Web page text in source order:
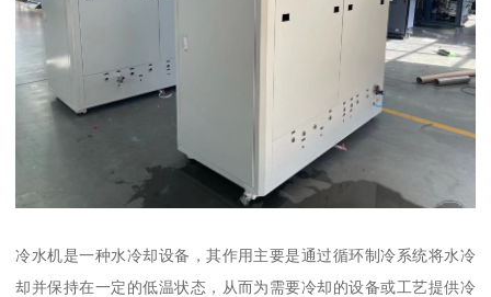
冷水机是一种水冷却设备，其作用主要是通过循环制冷系统将水冷
却并保持在一定的低温状态，从而为需要冷却的设备或工艺提供冷